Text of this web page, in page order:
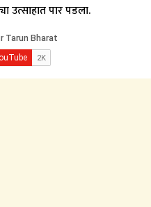
उत्साहात पार पडला.